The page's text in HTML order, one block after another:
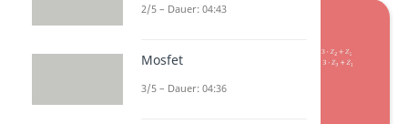
2/5 – Dauer: 04:43
Mosfet
3/5 – Dauer: 04:36